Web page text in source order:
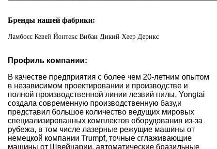
Бренды нашей фабрики:
Ламбосс Кевей Йонтекс Вибан Дикий Хеер Дерикс
Профиль компании:
В качестве предприятия с более чем 20-летним опытом
в независимом проектировании и производстве и
полной производственной линии лезвий пилы, Yongtai
создала современную производственную базу,и
представил большое количество ведущих мировых
специализированных комплектов оборудования из-за
рубежа, в том числе лазерные режущие машины от
немецкой компании Trumpf, точные сглаживающие
машины от Швейцарии, автоматические бразильные